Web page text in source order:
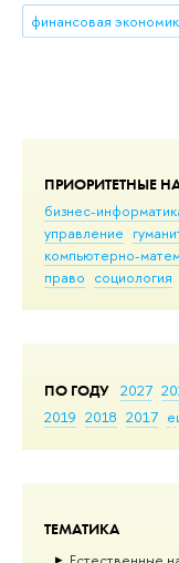
ПРИОРИТЕТНЫЕ
бизнес-
управление
компьютерно-
право социология
ПО ГОДУ 2027
2019 2018 2017
ТЕМАТИКА
финансовая